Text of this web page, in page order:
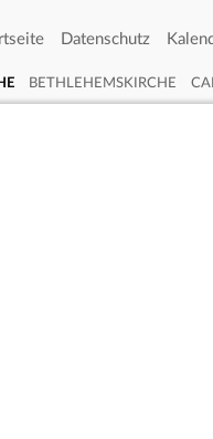
Datenschutz
BETHLEHEMSKIRCHE